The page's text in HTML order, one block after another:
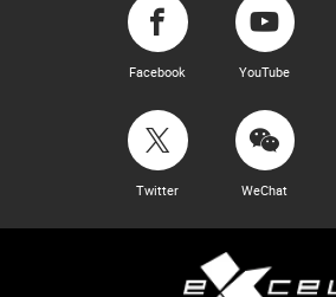
Facebook YouTube
Twitter WeChat